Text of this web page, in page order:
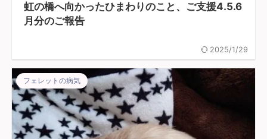
虹の橋へ向かったひまわりのこと、ご支援4.5.6
月分のご報告
2025/1/29
フェレットの病気